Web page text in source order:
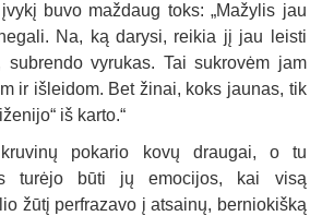
buvo maždaug toks: „Mažylis jau
Na, ką darysi, reikia jį jau leisti
subrendo vyrukas. Tai sukrovėm jam
ir išleidom. Bet žinai, koks jaunas, tik
iš karto.“
pokario kovų draugai, o tu
turėjo būti jų emocijos, kai visą
žūtį perfrazavo į atsainų, berniokišką